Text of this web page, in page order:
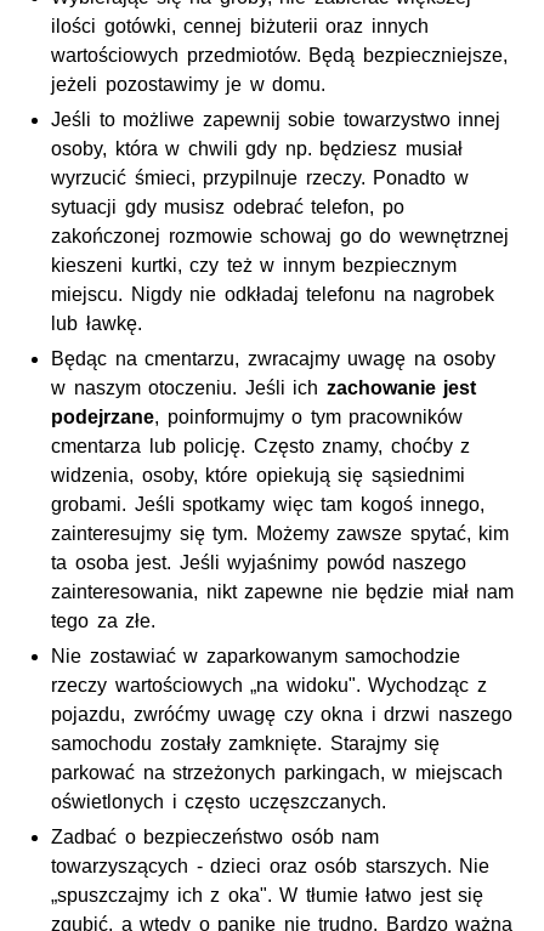
ilości gotówki, cennej biżuterii oraz innych
wartościowych przedmiotów. Będą bezpieczniejsze,
jeżeli pozostawimy je w domu.
Jeśli to możliwe zapewnij sobie towarzystwo innej
osoby, która w chwili gdy np. będziesz musiał
wyrzucić śmieci, przypilnuje rzeczy. Ponadto w
sytuacji gdy musisz odebrać telefon, po
zakończonej rozmowie schowaj go do wewnętrznej
kieszeni kurtki, czy też w innym bezpiecznym
miejscu. Nigdy nie odkładaj telefonu na nagrobek
lub ławkę.
Będąc na cmentarzu, zwracajmy uwagę na osoby
w naszym otoczeniu. Jeśli ich zachowanie jest
podejrzane, poinformujmy o tym pracowników
cmentarza lub policję. Często znamy, choćby z
widzenia, osoby, które opiekują się sąsiednimi
grobami. Jeśli spotkamy więc tam kogoś innego,
zainteresujmy się tym. Możemy zawsze spytać, kim
ta osoba jest. Jeśli wyjaśnimy powód naszego
zainteresowania, nikt zapewne nie będzie miał nam
tego za złe.
Nie zostawiać w zaparkowanym samochodzie
rzeczy wartościowych „na widoku". Wychodząc z
pojazdu, zwróćmy uwagę czy okna i drzwi naszego
samochodu zostały zamknięte. Starajmy się
parkować na strzeżonych parkingach, w miejscach
oświetlonych i często uczęszczanych.
Zadbać o bezpieczeństwo osób nam
towarzyszących - dzieci oraz osób starszych. Nie
„spuszczajmy ich z oka". W tłumie łatwo jest się
zgubić, a wtedy o panikę nie trudno. Bardzo ważną